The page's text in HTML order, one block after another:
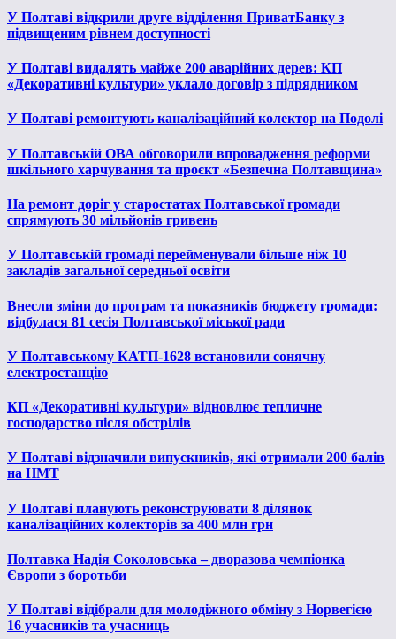
У Полтаві відкрили друге відділення ПриватБанку з
підвищеним рівнем доступності
У Полтаві видалять майже 200 аварійних дерев: КП
«Декоративні культури» уклало договір з підрядником
У Полтаві ремонтують каналізаційний колектор на Подолі
У Полтавській ОВА обговорили впровадження реформи
шкільного харчування та проєкт «Безпечна Полтавщина»
На ремонт доріг у старостатах Полтавської громади
спрямують 30 мільйонів гривень
У Полтавській громаді перейменували більше ніж 10
закладів загальної середньої освіти
Внесли зміни до програм та показників бюджету громади:
відбулася 81 сесія Полтавської міської ради
У Полтавському КАТП-1628 встановили сонячну
електростанцію
КП «Декоративні культури» відновлює тепличне
господарство після обстрілів
У Полтаві відзначили випускників, які отримали 200 балів
на НМТ
У Полтаві планують реконструювати 8 ділянок
каналізаційних колекторів за 400 млн грн
Полтавка Надія Соколовська – дворазова чемпіонка
Європи з боротьби
У Полтаві відібрали для молодіжного обміну з Норвегією
16 учасників та учасниць